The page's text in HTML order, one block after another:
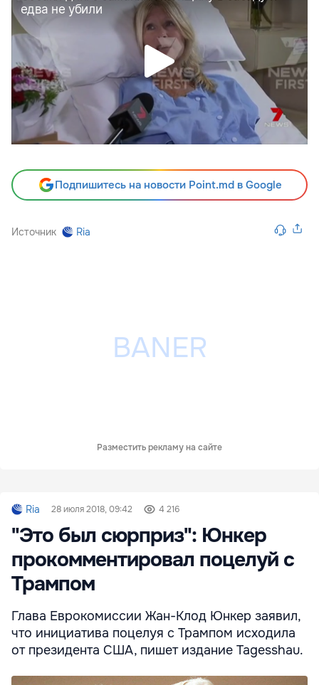
Подпишитесь на новости Point.md в Google
Источник Ria
Разместить рекламу на сайте
Ria 28 июля 2018, 09:42 4 216
"Это был сюрприз": Юнкер
прокомментировал поцелуй с
Трампом
Глава Еврокомиссии Жан-Клод Юнкер заявил,
что инициатива поцелуя с Трампом исходила
от президента США, пишет издание Tagesshau.